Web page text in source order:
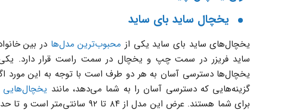
یخچال ساید بای ساید
یخچال‌های ساید بای ساید یکی از محبوب‌ترین مدل‌ها در بین
ساید فریزر در سمت چپ و یخچال در سمت راست قرار دارد.
یخچال‌ها دسترسی آسان به هر دو طرف است با توجه به این مورد
گزینه‌هایی که دسترسی آسان را به شما می‌دهد، مانند یخچال‌هایی